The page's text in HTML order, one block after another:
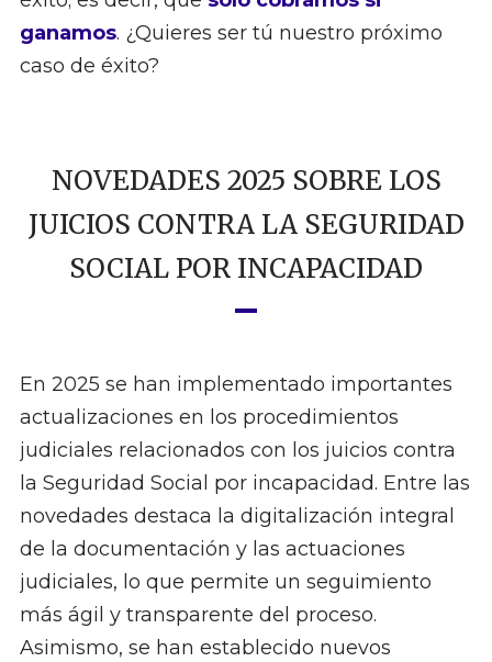
ganamos. ¿Quieres ser tú nuestro próximo
caso de éxito?
NOVEDADES 2025 SOBRE LOS
JUICIOS CONTRA LA SEGURIDAD
SOCIAL POR INCAPACIDAD
En 2025 se han implementado importantes
actualizaciones en los procedimientos
judiciales relacionados con los juicios contra
la Seguridad Social por incapacidad. Entre las
novedades destaca la digitalización integral
de la documentación y las actuaciones
judiciales, lo que permite un seguimiento
más ágil y transparente del proceso.
Asimismo, se han establecido nuevos